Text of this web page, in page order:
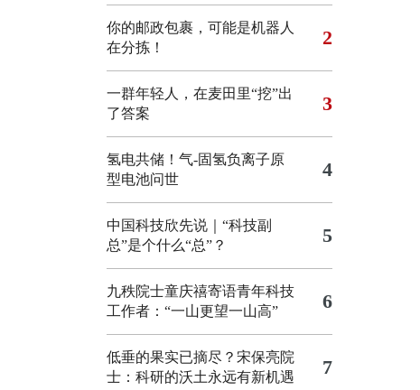
你的邮政包裹，可能是机器人
在分拣！
2
一群年轻人，在麦田里“挖”出
了答案
3
氢电共储！气-固氢负离子原
型电池问世
4
中国科技欣先说｜“科技副
总”是个什么“总”？
5
九秩院士童庆禧寄语青年科技
工作者：“一山更望一山高”
6
低垂的果实已摘尽？宋保亮院
士：科研的沃土永远有新机遇
7